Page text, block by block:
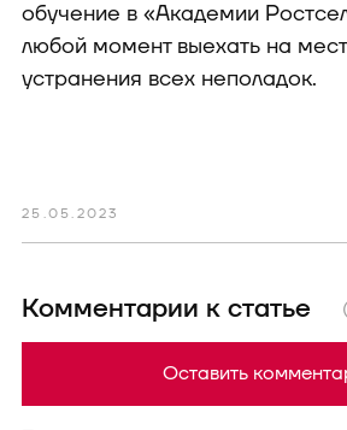
обучение в «Академии
любой момент выехать на
устранения всех неполадок.
25.05.2023
Комментарии к статье
Оставить